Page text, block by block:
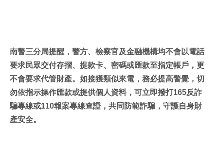
南警三分局提醒，警方、檢察官及金融機構均不會以電話
要求民眾交付存摺、提款卡、密碼或匯款至指定帳戶，更
不會要求代管財產。如接獲類似來電，務必提高警覺，切
勿依指示操作匯款或提供個人資料，可立即撥打165反詐
騙專線或110報案專線查證，共同防範詐騙，守護自身財
產安全。